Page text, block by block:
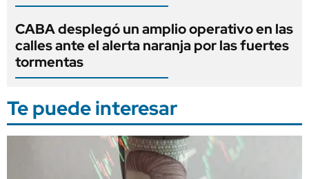
CABA desplegó un amplio operativo en las
calles ante el alerta naranja por las fuertes
tormentas
Te puede interesar